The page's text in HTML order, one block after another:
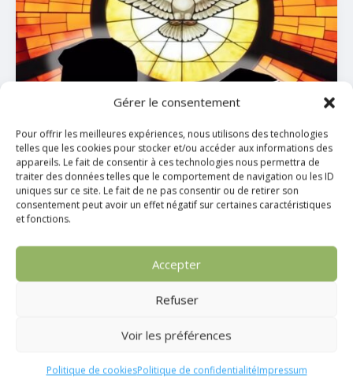
Gérer le consentement
Pour offrir les meilleures expériences, nous utilisons des technologies
telles que les cookies pour stocker et/ou accéder aux informations des
appareils. Le fait de consentir à ces technologies nous permettra de
traiter des données telles que le comportement de navigation ou les ID
uniques sur ce site. Le fait de ne pas consentir ou de retirer son
consentement peut avoir un effet négatif sur certaines caractéristiques
et fonctions.
Accepter
Refuser
Voir les préférences
Politique de cookiesPolitique de confidentialitéImpressum
Pèlerinage diocésain pour prier pour les vocations
à Notre Dame de Celles
30 Avr 2025